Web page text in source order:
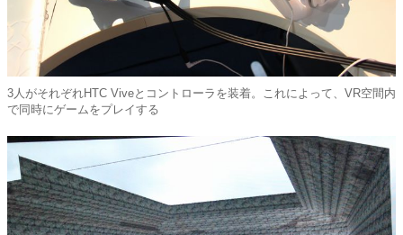
3人がそれぞれHTC Viveとコントローラを装着。これによって、VR空間内
で同時にゲームをプレイする